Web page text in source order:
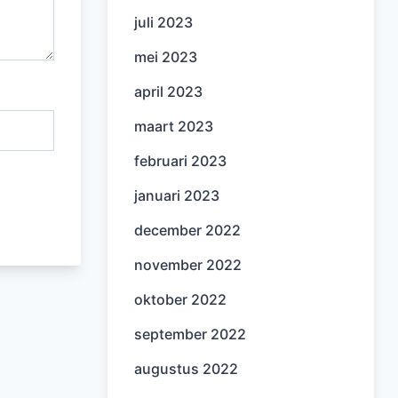
juli 2023
mei 2023
april 2023
maart 2023
februari 2023
januari 2023
december 2022
november 2022
oktober 2022
september 2022
augustus 2022